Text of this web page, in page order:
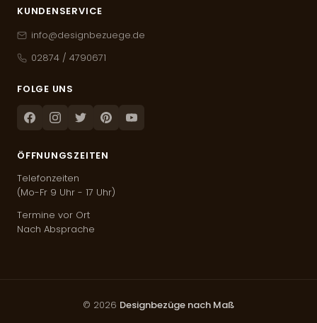
KUNDENSERVICE
info@designbezuege.de
02874 / 4790671
FOLGE UNS
FacebookInstagram
TwitterPinterestYoutube
ÖFFNUNGSZEITEN
Telefonzeiten
(Mo-Fr 9 Uhr - 17 Uhr)
Termine vor Ort
Nach Absprache
© 2026 Designbezüge nach Maß